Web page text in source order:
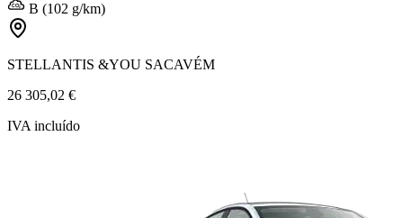
B (102 g/km)
STELLANTIS &YOU SACAVÉM
26 305,02 €
IVA incluído